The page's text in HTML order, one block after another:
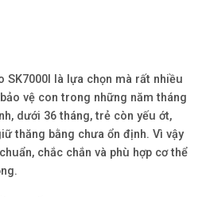
SK7000I là lựa chọn mà rất nhiều
vệ con trong những năm tháng
dưới 36 tháng, trẻ còn yếu ớt,
thăng bằng chưa ổn định. Vì vậy
chắc chắn và phù hợp cơ thể